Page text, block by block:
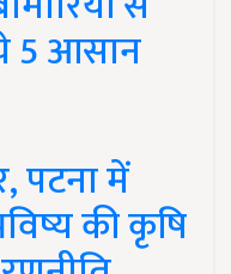
5 आसान
पटना में
की कृषि